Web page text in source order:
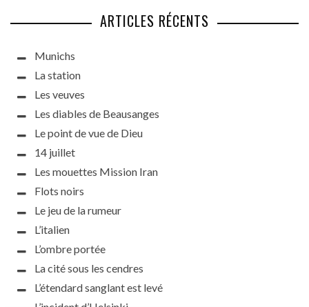
ARTICLES RÉCENTS
Munichs
La station
Les veuves
Les diables de Beausanges
Le point de vue de Dieu
14 juillet
Les mouettes Mission Iran
Flots noirs
Le jeu de la rumeur
L’italien
L’ombre portée
La cité sous les cendres
L’étendard sanglant est levé